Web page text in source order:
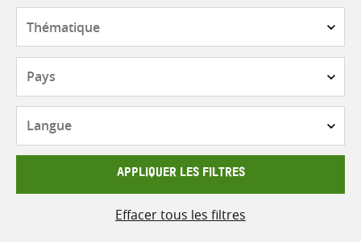
contenu
APPLIQUER LES FILTRES
Effacer tous les filtres